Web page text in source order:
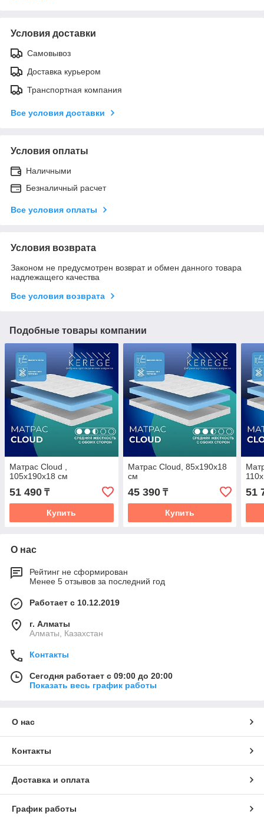
Условия доставки
Самовывоз
Доставка курьером
Транспортная компания
Все условия доставки
Условия оплаты
Наличными
Безналичный расчет
Все условия оплаты
Условия возврата
Законом не предусмотрен возврат и обмен данного товара
надлежащего качества
Все условия возврата
Подобные товары компании
Матрас Cloud ,
105x190x18 см
51 490 ₸
Купить
Матрас Cloud, 85x190x18
см
45 390₸
Купить
51
О нас
Рейтинг не сформирован
Менее 5 отзывов за последний год
Работает с 10.12.2019
г. Алматы
Алматы, Казахстан
Контакты
Сегодня работает с 09:00 до 20:00
Показать весь график работы
О нас
Контакты
Доставка и оплата
График работы